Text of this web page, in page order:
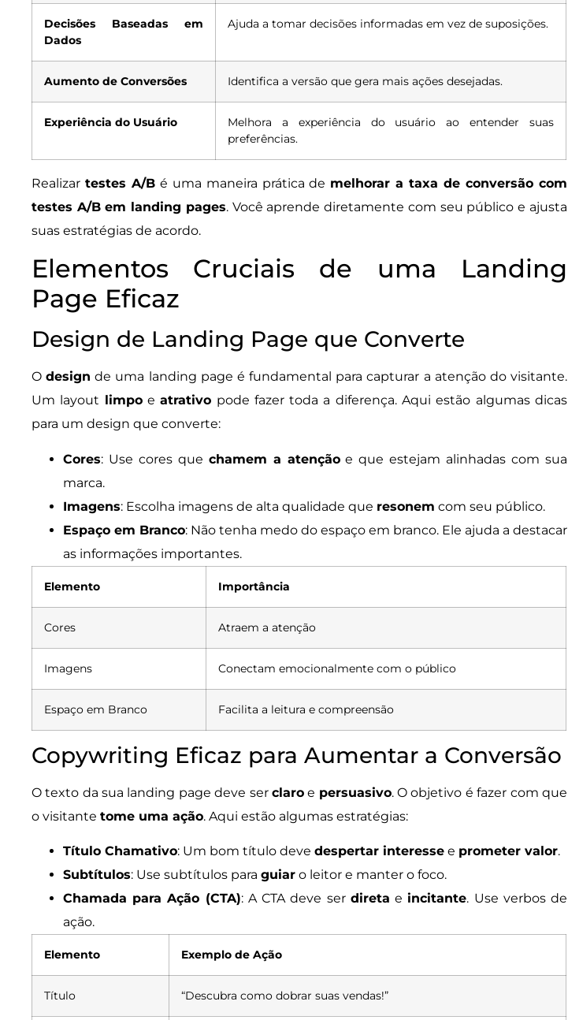
Decisões Baseadas em
Dados
Ajuda a tomar decisões informadas em vez de suposições.
Aumento de Conversões Identifica a versão que gera mais ações desejadas.
Experiência do Usuário
Melhora a experiência do usuário ao entender suas
preferências.
Realizar testes A/Bé uma maneira prática de melhorar a taxa de conversão com
testes A/B em landing pages. Você aprende diretamente com seu público e ajusta
suas estratégias de acordo.
Elementos Cruciais de uma Landing
Page Eficaz
Design de Landing Page que Converte
Odesign de uma landing page é fundamental para capturar a atenção do visitante.
Um layout limpoeatrativo pode fazer toda a diferença. Aqui estão algumas dicas
para um design que converte:
Cores: Use cores que chamem a atençãoe que estejam alinhadas com sua
marca.
Imagens: Escolha imagens de alta qualidade que resonem com seu público.
Espaço em Branco: Não tenha medo do espaço em branco. Ele ajuda a destacar
as informações importantes.
Elemento Importância
Cores Atraem a atenção
Imagens Conectam emocionalmente com o público
Espaço em Branco Facilita a leitura e compreensão
Copywriting Eficaz para Aumentar a Conversão
O texto da sua landing page deve ser claro e persuasivo. O objetivo é fazer com que
o visitante tome uma ação. Aqui estão algumas estratégias:
Título Chamativo: Um bom título deve despertar interesse e prometer valor.
Subtítulos: Use subtítulos para guiar o leitor e manter o foco.
Chamada para Ação (CTA): A CTA deve ser direta eincitante. Use verbos de
ação.
Elemento Exemplo de Ação
Título “Descubra como dobrar suas vendas!”